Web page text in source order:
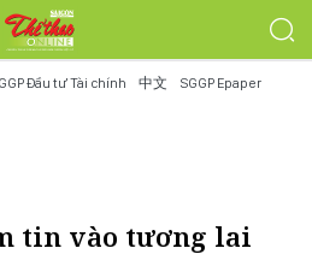
Đầu tư Tài chính 中文 SGGP Epaper
tin vào tương lai